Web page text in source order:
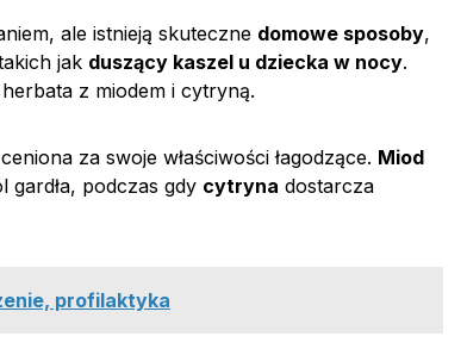
ale istnieją skuteczne domowe sposoby,
jak duszący kaszel u dziecka w nocy.
z miodem i cytryną.
za swoje właściwości łagodzące. Miod
gardła, podczas gdy cytryna dostarcza
profilaktyka